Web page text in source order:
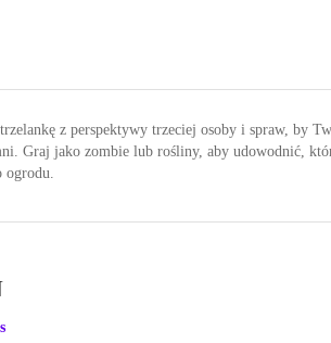
z perspektywy trzeciej osoby i spraw, by
Graj jako zombie lub rośliny, aby udowodnić,